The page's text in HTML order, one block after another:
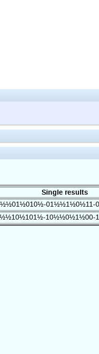
Single results
01½½1½0½11-
10½½0½1½00-